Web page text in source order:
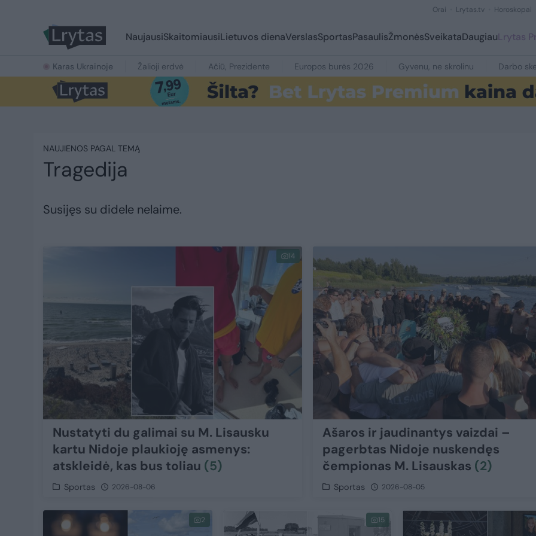
Orai Lrytas.tv Horoskopai
NaujausiSkaitomiausiLietuvos dienaVerslasSportasPasaulisŽmonėsSveikataDaugiauLrytas
Karas Ukrainoje Žalioji erdvė Ačiū, Prezidente Europos burės 2026 Gyvenu, ne skrolinu Darbo
NAUJIENOS PAGAL TEMĄ
Tragedija
Susijęs su didele nelaime.
14
Nustatyti du galimai su M. Lisausku
kartu Nidoje plaukioję asmenys:
atskleidė, kas bus toliau (5)
Sportas 2026-08-06
Ašaros ir jaudinantys vaizdai –
pagerbtas Nidoje nuskendęs
čempionas M. Lisauskas (2)
Sportas 2026-08-05
2 15